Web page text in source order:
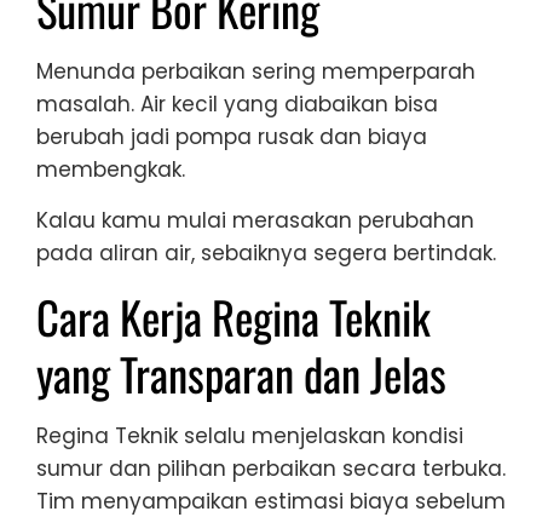
Menunda perbaikan sering memperparah
masalah. Air kecil yang diabaikan bisa
berubah jadi pompa rusak dan biaya
membengkak.
Kalau kamu mulai merasakan perubahan
pada aliran air, sebaiknya segera bertindak.
Cara Kerja Regina Teknik
yang Transparan dan Jelas
Regina Teknik selalu menjelaskan kondisi
sumur dan pilihan perbaikan secara terbuka.
Tim menyampaikan estimasi biaya sebelum